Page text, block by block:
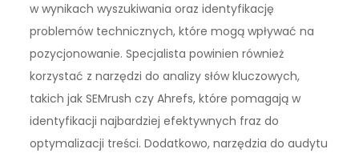
w wynikach wyszukiwania oraz identyfikację
problemów technicznych, które mogą wpływać na
pozycjonowanie. Specjalista powinien również
korzystać z narzędzi do analizy słów kluczowych,
takich jak SEMrush czy Ahrefs, które pomagają w
identyfikacji najbardziej efektywnych fraz do
optymalizacji treści. Dodatkowo, narzędzia do audytu